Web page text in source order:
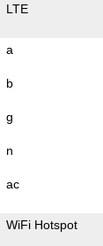
LTE
a
b
g
n
ac
WiFi Hotspot